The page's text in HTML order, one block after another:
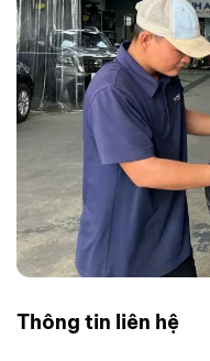
Thông tin liên hệ